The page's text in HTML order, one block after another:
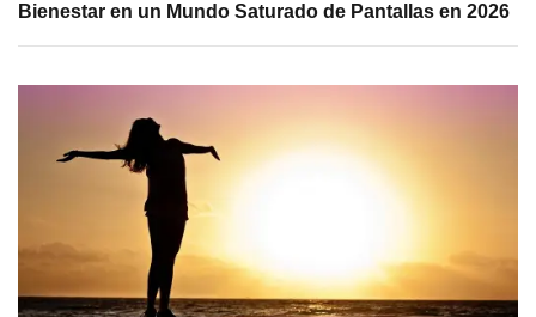
Bienestar en un Mundo Saturado de Pantallas en 2026